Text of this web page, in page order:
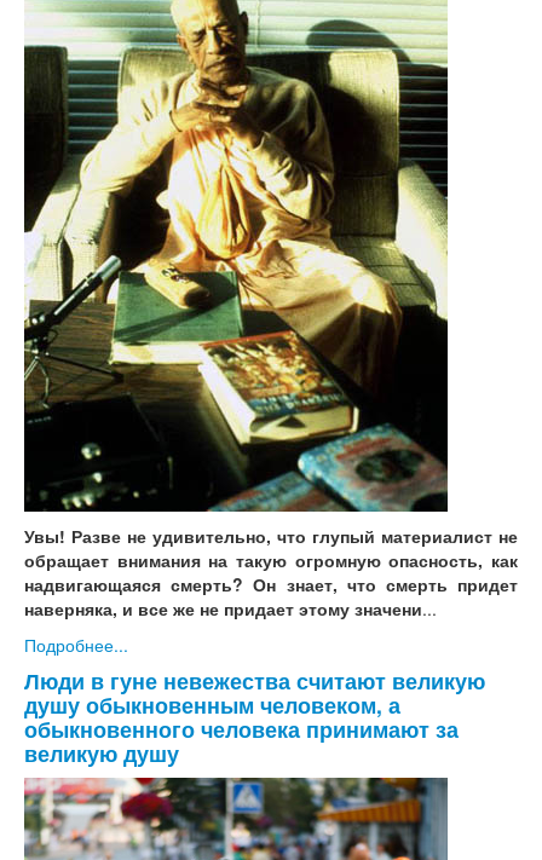
Увы! Разве не удивительно, что глупый материалист не
обращает внимания на такую огромную опасность, как
надвигающаяся смерть? Он знает, что смерть придет
наверняка, и все же не придает этому значени...
Подробнее...
Люди в гуне невежества считают великую
душу обыкновенным человеком, а
обыкновенного человека принимают за
великую душу